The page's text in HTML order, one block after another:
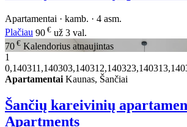
Apartamentai · kamb. · 4 asm.
Plačiau 90 € už 3 val.
70 € Kalendorius atnaujintas
1
Apartamentai Kaunas, Šančiai
Šančių kareivinių
Apartments